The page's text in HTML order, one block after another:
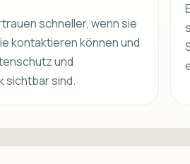
schneller, wenn sie
kontaktieren können und
und
sichtbar sind.